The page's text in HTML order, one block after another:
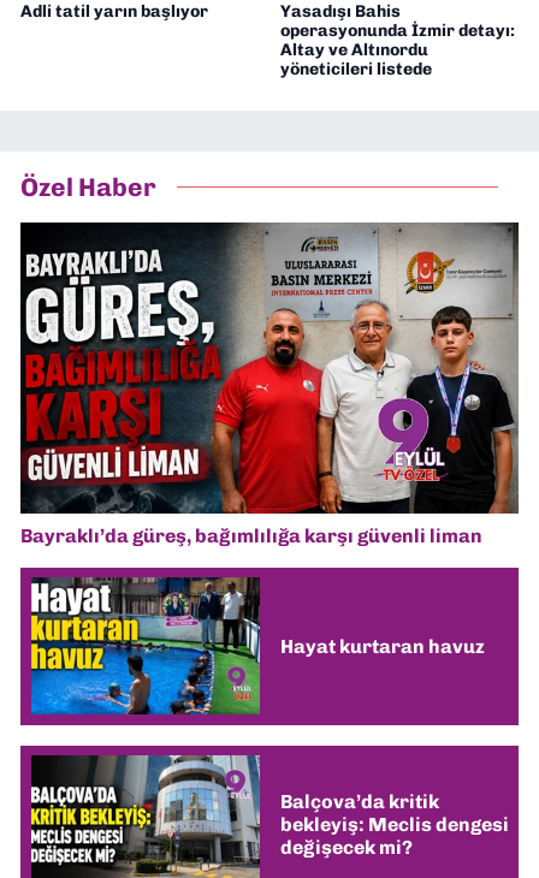
Adli tatil yarın başlıyor
Yasadışı Bahis
operasyonunda İzmir detayı:
Altay ve Altınordu
yöneticileri listede
Özel Haber
Bayraklı’da güreş, bağımlılığa karşı güvenli liman
Hayat kurtaran havuz
Balçova’da kritik
bekleyiş: Meclis dengesi
değişecek mi?